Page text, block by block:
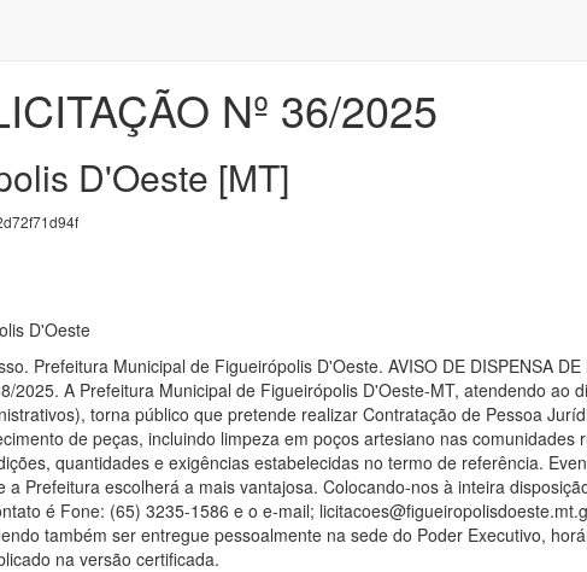
Nº 36/2025
D'Oeste [MT]
D'Oeste
Prefeitura Municipal de Figueirópolis D'Oeste. AVISO DE DISPENSA
2025. A Prefeitura Municipal de Figueirópolis D'Oeste-MT, atendendo ao
torna público que pretende realizar Contratação de Pessoa
de peças, incluindo limpeza em poços artesiano nas
quantidades e exigências estabelecidas no termo de referência.
Prefeitura escolherá a mais vantajosa. Colocando-nos à inteira
é Fone: (65) 3235-1586 e o e-mail;
também ser entregue pessoalmente na sede do Poder Executivo,
na versão certificada.